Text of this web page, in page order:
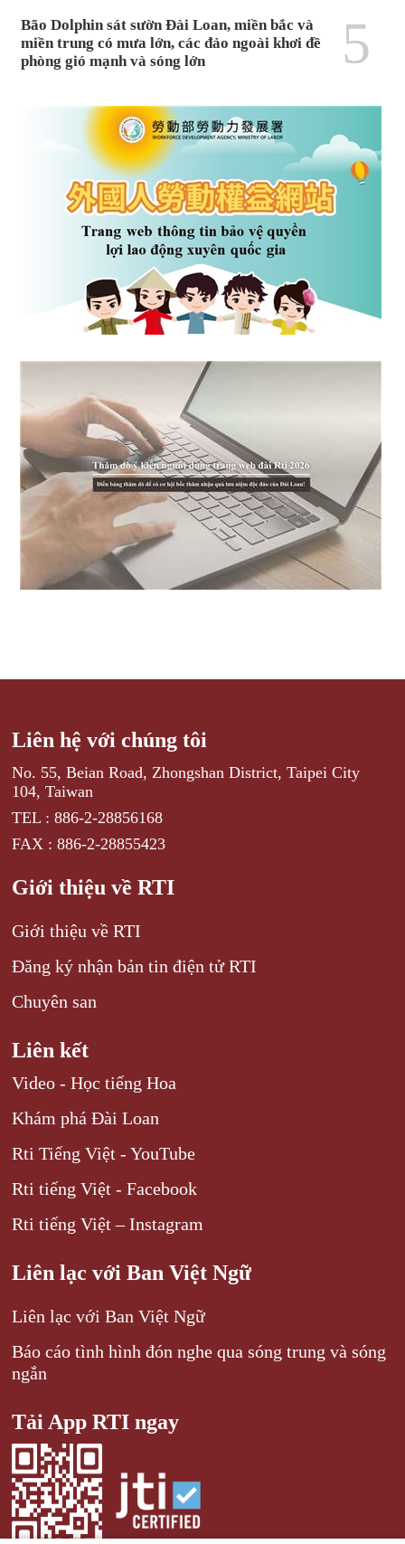
Bão Dolphin sát sườn Đài Loan, miền bắc và
miền trung có mưa lớn, các đảo ngoài khơi đề
phòng gió mạnh và sóng lớn
5
Liên hệ với chúng tôi
No. 55, Beian Road, Zhongshan District, Taipei City
104, Taiwan
TEL : 886-2-28856168
FAX : 886-2-28855423
Giới thiệu về RTI
Giới thiệu về RTI
Đăng ký nhận bản tin điện tử RTI
Chuyên san
Liên kết
Video - Học tiếng Hoa
Khám phá Đài Loan
Rti Tiếng Việt - YouTube
Rti tiếng Việt - Facebook
Rti tiếng Việt – Instagram
Liên lạc với Ban Việt Ngữ
Liên lạc với Ban Việt Ngữ
Báo cáo tình hình đón nghe qua sóng trung và sóng
ngắn
Tải App RTI ngay